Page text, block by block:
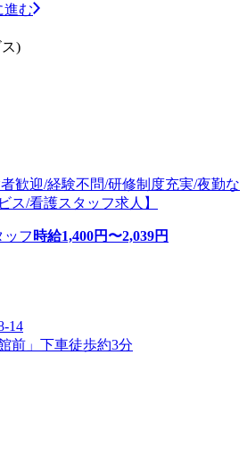
進む
)
歓迎/経験不問/研修制度充実/夜勤な
ス/看護スタッフ求人】
ッフ 時給1,400円〜2,039円
14
前」下車徒歩約3分